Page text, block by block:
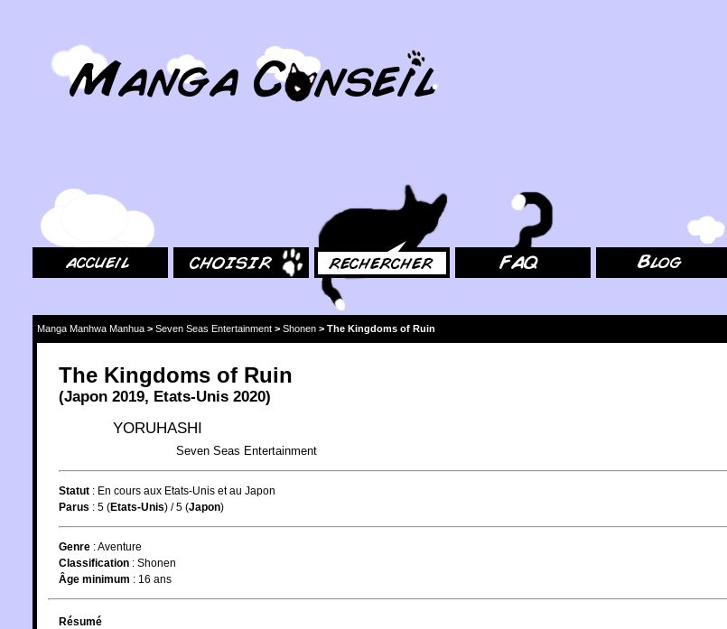
Manga Manhwa Manhua > Seven Seas Entertainment > Shonen > The Kingdoms of Ruin
The Kingdoms of Ruin
(Japon 2019, Etats-Unis 2020)
YORUHASHI
Seven Seas Entertainment
Statut : En cours aux Etats-Unis et au Japon
Parus : 5 (Etats-Unis) / 5 (Japon)
Genre :Aventure
Classification : Shonen
Âge minimum : 16 ans
Résumé